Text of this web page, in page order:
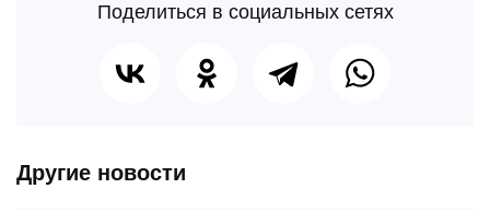
Поделиться в социальных сетях
Другие новости